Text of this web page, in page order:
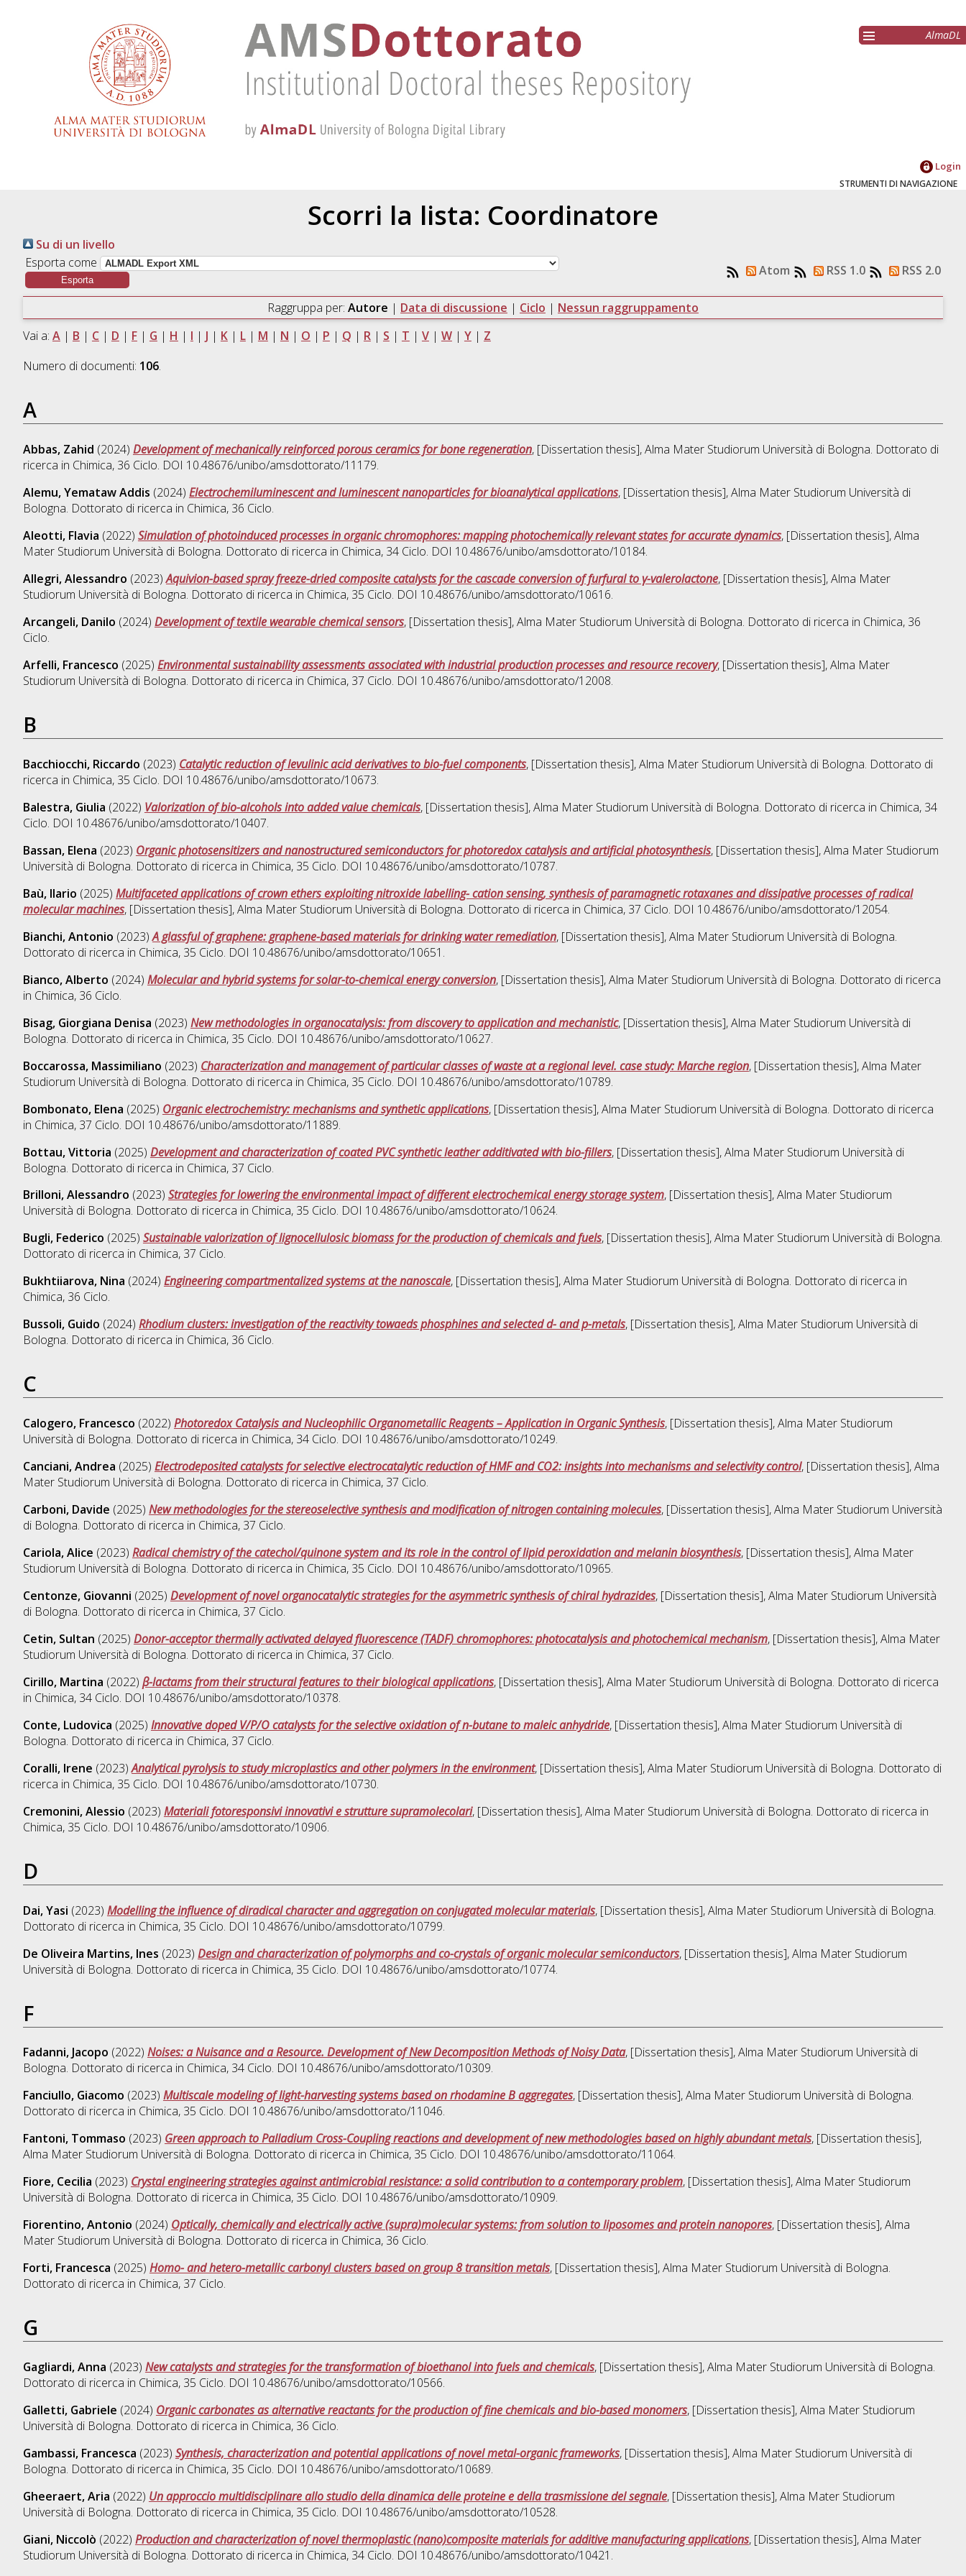
AlmaDL
Login
STRUMENTI DI NAVIGAZIONE
Scorri la lista: Coordinatore
Su di un livello
Esporta come
Atom RSS 1.0 RSS 2.0
Raggruppa per: Autore | Data di discussione | Ciclo | Nessun raggruppamento
Vai a: A| B | C| D | F| G | H | I | J | K| L| M | N | O | P | Q | R| S | T | V| W| Y| Z
Numero di documenti: 106.
A
Abbas, Zahid (2024) Development of mechanically reinforced porous ceramics for bone regeneration, [Dissertation thesis], Alma Mater Studiorum Università di Bologna. Dottorato di
ricerca in Chimica, 36 Ciclo. DOI 10.48676/unibo/amsdottorato/11179.
Alemu, Yemataw Addis (2024) Electrochemiluminescent and luminescent nanoparticles for bioanalytical applications, [Dissertation thesis], Alma Mater Studiorum Università di
Bologna. Dottorato di ricerca in Chimica, 36 Ciclo.
Aleotti, Flavia (2022) Simulation of photoinduced processes in organic chromophores: mapping photochemically relevant states for accurate dynamics, [Dissertation thesis], Alma
Mater Studiorum Università di Bologna. Dottorato di ricerca in Chimica, 34 Ciclo. DOI 10.48676/unibo/amsdottorato/10184.
Allegri, Alessandro (2023)Aquivion-based spray freeze-dried composite catalysts for the cascade conversion of furfural to γ-valerolactone, [Dissertation thesis], Alma Mater
Studiorum Università di Bologna. Dottorato di ricerca in Chimica, 35 Ciclo. DOI 10.48676/unibo/amsdottorato/10616.
Arcangeli, Danilo (2024) Development of textile wearable chemical sensors, [Dissertation thesis], Alma Mater Studiorum Università di Bologna. Dottorato di ricerca in Chimica, 36
Ciclo.
Arfelli, Francesco (2025) Environmental sustainability assessments associated with industrial production processes and resource recovery, [Dissertation thesis], Alma Mater
Studiorum Università di Bologna. Dottorato di ricerca in Chimica, 37 Ciclo. DOI 10.48676/unibo/amsdottorato/12008.
B
Bacchiocchi, Riccardo (2023) Catalytic reduction of levulinic acid derivatives to bio-fuel components, [Dissertation thesis], Alma Mater Studiorum Università di Bologna. Dottorato di
ricerca in Chimica, 35 Ciclo. DOI 10.48676/unibo/amsdottorato/10673.
Balestra, Giulia (2022) Valorization of bio-alcohols into added value chemicals, [Dissertation thesis], Alma Mater Studiorum Università di Bologna. Dottorato di ricerca in Chimica, 34
Ciclo. DOI 10.48676/unibo/amsdottorato/10407.
Bassan, Elena (2023) Organic photosensitizers and nanostructured semiconductors for photoredox catalysis and artificial photosynthesis, [Dissertation thesis], Alma Mater Studiorum
Università di Bologna. Dottorato di ricerca in Chimica, 35 Ciclo. DOI 10.48676/unibo/amsdottorato/10787.
Baù, Ilario (2025) Multifaceted applications of crown ethers exploiting nitroxide labelling- cation sensing, synthesis of paramagnetic rotaxanes and dissipative processes of radical
molecular machines, [Dissertation thesis], Alma Mater Studiorum Università di Bologna. Dottorato di ricerca in Chimica, 37 Ciclo. DOI 10.48676/unibo/amsdottorato/12054.
Bianchi, Antonio (2023)A glassful of graphene: graphene-based materials for drinking water remediation, [Dissertation thesis], Alma Mater Studiorum Università di Bologna.
Dottorato di ricerca in Chimica, 35 Ciclo. DOI 10.48676/unibo/amsdottorato/10651.
Bianco, Alberto (2024) Molecular and hybrid systems for solar-to-chemical energy conversion, [Dissertation thesis], Alma Mater Studiorum Università di Bologna. Dottorato di ricerca
in Chimica, 36 Ciclo.
Bisag, Giorgiana Denisa (2023) New methodologies in organocatalysis: from discovery to application and mechanistic, [Dissertation thesis], Alma Mater Studiorum Università di
Bologna. Dottorato di ricerca in Chimica, 35 Ciclo. DOI 10.48676/unibo/amsdottorato/10627.
Boccarossa, Massimiliano (2023) Characterization and management of particular classes of waste at a regional level. case study: Marche region, [Dissertation thesis], Alma Mater
Studiorum Università di Bologna. Dottorato di ricerca in Chimica, 35 Ciclo. DOI 10.48676/unibo/amsdottorato/10789.
Bombonato, Elena (2025) Organic electrochemistry: mechanisms and synthetic applications, [Dissertation thesis], Alma Mater Studiorum Università di Bologna. Dottorato di ricerca
in Chimica, 37 Ciclo. DOI 10.48676/unibo/amsdottorato/11889.
Bottau, Vittoria (2025) Development and characterization of coated PVC synthetic leather additivated with bio-fillers, [Dissertation thesis], Alma Mater Studiorum Università di
Bologna. Dottorato di ricerca in Chimica, 37 Ciclo.
Brilloni, Alessandro (2023) Strategies for lowering the environmental impact of different electrochemical energy storage system, [Dissertation thesis], Alma Mater Studiorum
Università di Bologna. Dottorato di ricerca in Chimica, 35 Ciclo. DOI 10.48676/unibo/amsdottorato/10624.
Bugli, Federico (2025) Sustainable valorization of lignocellulosic biomass for the production of chemicals and fuels, [Dissertation thesis], Alma Mater Studiorum Università di Bologna.
Dottorato di ricerca in Chimica, 37 Ciclo.
Bukhtiiarova, Nina (2024) Engineering compartmentalized systems at the nanoscale, [Dissertation thesis], Alma Mater Studiorum Università di Bologna. Dottorato di ricerca in
Chimica, 36 Ciclo.
Bussoli, Guido (2024) Rhodium clusters: investigation of the reactivity towaeds phosphines and selected d- and p-metals, [Dissertation thesis], Alma Mater Studiorum Università di
Bologna. Dottorato di ricerca in Chimica, 36 Ciclo.
C
Calogero, Francesco (2022) Photoredox Catalysis and Nucleophilic Organometallic Reagents – Application in Organic Synthesis, [Dissertation thesis], Alma Mater Studiorum
Università di Bologna. Dottorato di ricerca in Chimica, 34 Ciclo. DOI 10.48676/unibo/amsdottorato/10249.
Canciani, Andrea (2025) Electrodeposited catalysts for selective electrocatalytic reduction of HMF and CO2: insights into mechanisms and selectivity control, [Dissertation thesis], Alma
Mater Studiorum Università di Bologna. Dottorato di ricerca in Chimica, 37 Ciclo.
Carboni, Davide (2025) New methodologies for the stereoselective synthesis and modification of nitrogen containing molecules, [Dissertation thesis], Alma Mater Studiorum Università
di Bologna. Dottorato di ricerca in Chimica, 37 Ciclo.
Cariola, Alice (2023) Radical chemistry of the catechol/quinone system and its role in the control of lipid peroxidation and melanin biosynthesis, [Dissertation thesis], Alma Mater
Studiorum Università di Bologna. Dottorato di ricerca in Chimica, 35 Ciclo. DOI 10.48676/unibo/amsdottorato/10965.
Centonze, Giovanni (2025) Development of novel organocatalytic strategies for the asymmetric synthesis of chiral hydrazides, [Dissertation thesis], Alma Mater Studiorum Università
di Bologna. Dottorato di ricerca in Chimica, 37 Ciclo.
Cetin, Sultan (2025) Donor-acceptor thermally activated delayed fluorescence (TADF) chromophores: photocatalysis and photochemical mechanism, [Dissertation thesis], Alma Mater
Studiorum Università di Bologna. Dottorato di ricerca in Chimica, 37 Ciclo.
Cirillo, Martina (2022) β-lactams from their structural features to their biological applications, [Dissertation thesis], Alma Mater Studiorum Università di Bologna. Dottorato di ricerca
in Chimica, 34 Ciclo. DOI 10.48676/unibo/amsdottorato/10378.
Conte, Ludovica (2025) Innovative doped V/P/O catalysts for the selective oxidation of n-butane to maleic anhydride, [Dissertation thesis], Alma Mater Studiorum Università di
Bologna. Dottorato di ricerca in Chimica, 37 Ciclo.
Coralli, Irene (2023)Analytical pyrolysis to study microplastics and other polymers in the environment, [Dissertation thesis], Alma Mater Studiorum Università di Bologna. Dottorato di
ricerca in Chimica, 35 Ciclo. DOI 10.48676/unibo/amsdottorato/10730.
Cremonini, Alessio (2023) Materiali fotoresponsivi innovativi e strutture supramolecolari, [Dissertation thesis], Alma Mater Studiorum Università di Bologna. Dottorato di ricerca in
Chimica, 35 Ciclo. DOI 10.48676/unibo/amsdottorato/10906.
D
Dai, Yasi (2023) Modelling the influence of diradical character and aggregation on conjugated molecular materials, [Dissertation thesis], Alma Mater Studiorum Università di Bologna.
Dottorato di ricerca in Chimica, 35 Ciclo. DOI 10.48676/unibo/amsdottorato/10799.
De Oliveira Martins, Ines (2023) Design and characterization of polymorphs and co-crystals of organic molecular semiconductors, [Dissertation thesis], Alma Mater Studiorum
Università di Bologna. Dottorato di ricerca in Chimica, 35 Ciclo. DOI 10.48676/unibo/amsdottorato/10774.
F
Fadanni, Jacopo (2022) Noises: a Nuisance and a Resource. Development of New Decomposition Methods of Noisy Data, [Dissertation thesis], Alma Mater Studiorum Università di
Bologna. Dottorato di ricerca in Chimica, 34 Ciclo. DOI 10.48676/unibo/amsdottorato/10309.
Fanciullo, Giacomo (2023) Multiscale modeling of light-harvesting systems based on rhodamine B aggregates, [Dissertation thesis], Alma Mater Studiorum Università di Bologna.
Dottorato di ricerca in Chimica, 35 Ciclo. DOI 10.48676/unibo/amsdottorato/11046.
Fantoni, Tommaso (2023) Green approach to Palladium Cross-Coupling reactions and development of new methodologies based on highly abundant metals, [Dissertation thesis],
Alma Mater Studiorum Università di Bologna. Dottorato di ricerca in Chimica, 35 Ciclo. DOI 10.48676/unibo/amsdottorato/11064.
Fiore, Cecilia (2023) Crystal engineering strategies against antimicrobial resistance: a solid contribution to a contemporary problem, [Dissertation thesis], Alma Mater Studiorum
Università di Bologna. Dottorato di ricerca in Chimica, 35 Ciclo. DOI 10.48676/unibo/amsdottorato/10909.
Fiorentino, Antonio (2024) Optically, chemically and electrically active (supra)molecular systems: from solution to liposomes and protein nanopores, [Dissertation thesis], Alma
Mater Studiorum Università di Bologna. Dottorato di ricerca in Chimica, 36 Ciclo.
Forti, Francesca (2025) Homo- and hetero-metallic carbonyl clusters based on group 8 transition metals, [Dissertation thesis], Alma Mater Studiorum Università di Bologna.
Dottorato di ricerca in Chimica, 37 Ciclo.
G
Gagliardi, Anna (2023) New catalysts and strategies for the transformation of bioethanol into fuels and chemicals, [Dissertation thesis], Alma Mater Studiorum Università di Bologna.
Dottorato di ricerca in Chimica, 35 Ciclo. DOI 10.48676/unibo/amsdottorato/10566.
Galletti, Gabriele (2024) Organic carbonates as alternative reactants for the production of fine chemicals and bio-based monomers, [Dissertation thesis], Alma Mater Studiorum
Università di Bologna. Dottorato di ricerca in Chimica, 36 Ciclo.
Gambassi, Francesca (2023) Synthesis, characterization and potential applications of novel metal-organic frameworks, [Dissertation thesis], Alma Mater Studiorum Università di
Bologna. Dottorato di ricerca in Chimica, 35 Ciclo. DOI 10.48676/unibo/amsdottorato/10689.
Gheeraert, Aria (2022) Un approccio multidisciplinare allo studio della dinamica delle proteine e della trasmissione del segnale, [Dissertation thesis], Alma Mater Studiorum
Università di Bologna. Dottorato di ricerca in Chimica, 35 Ciclo. DOI 10.48676/unibo/amsdottorato/10528.
Giani, Niccolò (2022) Production and characterization of novel thermoplastic (nano)composite materials for additive manufacturing applications, [Dissertation thesis], Alma Mater
Studiorum Università di Bologna. Dottorato di ricerca in Chimica, 34 Ciclo. DOI 10.48676/unibo/amsdottorato/10421.